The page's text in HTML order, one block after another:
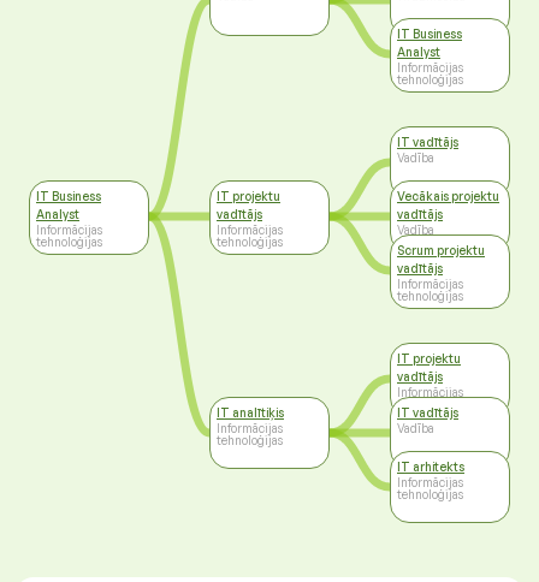
IT Business
Analyst
Informācijas
tehnoloģijas
IT projektu
vadītājs
Informācijas
tehnoloģijas
IT analītiķis
Informācijas
tehnoloģijas
IT Business
Analyst
Informācijas
tehnoloģijas
IT vadītājs
Vadība
Vecākais projektu
vadītājs
Vadība
Scrum projektu
vadītājs
Informācijas
tehnoloģijas
IT projektu
vadītājs
Informācijas
tehnoloģijas
IT vadītājs
Vadība
IT arhitekts
Informācijas
tehnoloģijas